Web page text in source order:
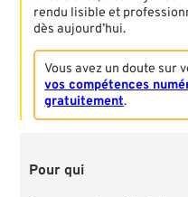
rendu lisible et
dès aujourd’hui.
Vous avez un doute sur
vos compétences
gratuitement.
Pour qui